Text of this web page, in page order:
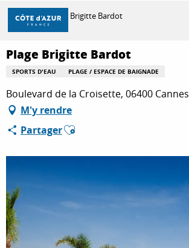
Aller
contenu
principal
DÉCOUVRIR
À FAIRE
SÉJOURNER
Accueil Plage Brigitte Bardot
Plage Brigitte Bardot
SPORTS D'EAU PLAGE / ESPACE DE BAIGNADE
Boulevard de la Croisette, 06400 Cannes
M'y rendre
PartagerAjouter aux favoris